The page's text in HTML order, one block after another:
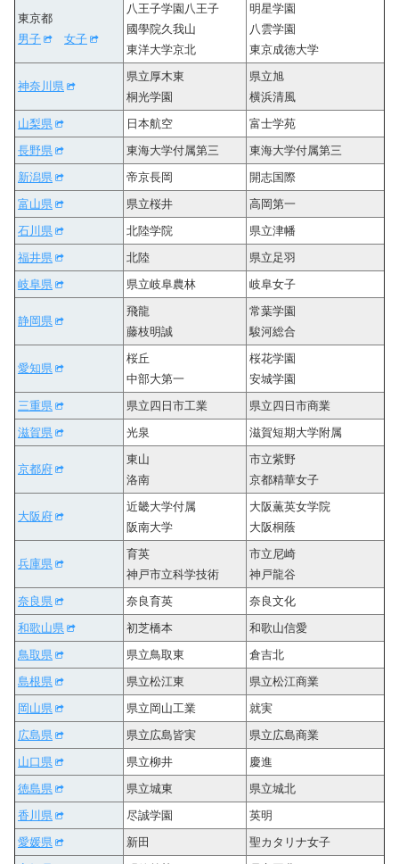
東京都
男子
女子
八王子学園八王子
國學院久我山
東洋大学京北
明星学園
八雲学園
東京成徳大学
神奈川県
県立厚木東
桐光学園
県立旭
横浜清風
山梨県
日本航空
富士学苑
長野県
東海大学付属第三
東海大学付属第三
新潟県
帝京長岡
開志国際
富山県
県立桜井
高岡第一
石川県
北陸学院
県立津幡
福井県
北陸
県立足羽
岐阜県
県立岐阜農林 岐阜女子
静岡県
飛龍
藤枝明誠
常葉学園
駿河総合
愛知県
桜丘
中部大第一
桜花学園
安城学園
三重県
県立四日市工業
県立四日市商業
滋賀県
光泉 滋賀短期大学附属
京都府
東山
洛南
市立紫野
京都精華女子
大阪府
近畿大学付属
阪南大学
大阪薫英女学院
大阪桐蔭
兵庫県
育英
神戸市立科学技術
市立尼崎
神戸龍谷
奈良県
奈良育英
奈良文化
和歌山県
初芝橋本
和歌山信愛
鳥取県
県立鳥取東
倉吉北
島根県
県立松江東
県立松江商業
岡山県
県立岡山工業
就実
広島県
県立広島皆実
県立広島商業
山口県
県立柳井
慶進
徳島県
県立城東
県立城北
香川県
尽誠学園
英明
愛媛県
新田
聖カタリナ女子